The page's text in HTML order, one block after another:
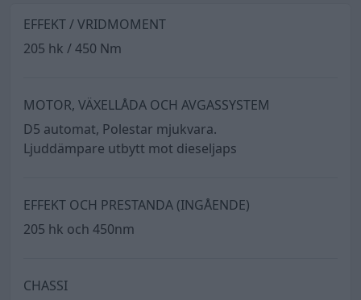
EFFEKT / VRIDMOMENT
205 hk / 450 Nm
MOTOR, VÄXELLÅDA OCH AVGASSYSTEM
D5 automat, Polestar mjukvara.
Ljuddämpare utbytt mot dieseljaps
EFFEKT OCH PRESTANDA (INGÅENDE)
205 hk och 450nm
CHASSI